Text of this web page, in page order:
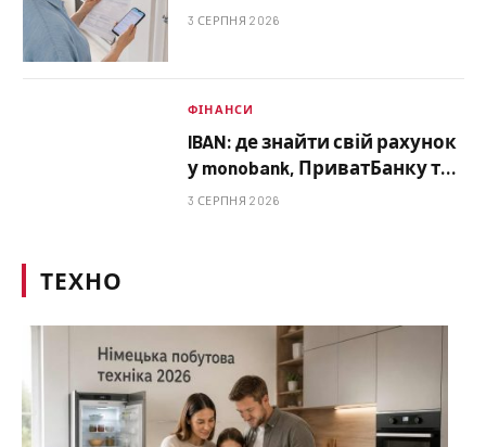
коли українцям можуть
3 СЕРПНЯ 2026
ФІНАНСИ
IBAN: де знайти свій рахунок
у monobank, ПриватБанку та
інших банках
3 СЕРПНЯ 2026
ТЕХНО